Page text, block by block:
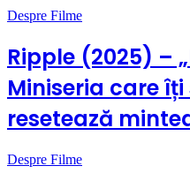
Despre Filme
Ripple (2025) –
Miniseria care
resetează
Despre Filme